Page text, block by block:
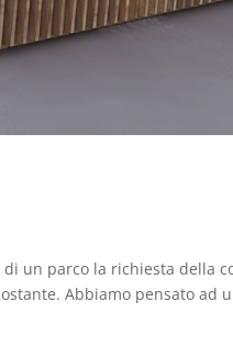
un parco la richiesta della
Abbiamo pensato ad